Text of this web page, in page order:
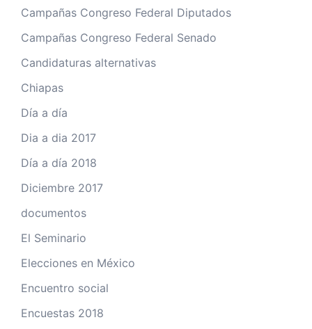
Campañas Congreso Federal Diputados
Campañas Congreso Federal Senado
Candidaturas alternativas
Chiapas
Día a día
Dia a dia 2017
Día a día 2018
Diciembre 2017
documentos
El Seminario
Elecciones en México
Encuentro social
Encuestas 2018